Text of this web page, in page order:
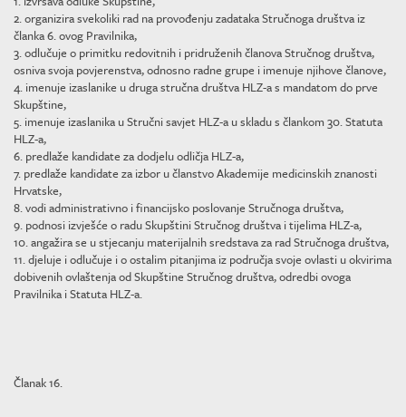
2. organizira svekoliki rad na provođenju zadataka Stručnoga društva iz
članka 6. ovog Pravilnika,
3. odlučuje o primitku redovitnih i pridruženih članova Stručnog društva,
osniva svoja povjerenstva, odnosno radne grupe i imenuje njihove članove,
4. imenuje izaslanike u druga stručna društva HLZ-a s mandatom do prve
Skupštine,
5. imenuje izaslanika u Stručni savjet HLZ-a u skladu s člankom 30. Statuta
HLZ-a,
6. predlaže kandidate za dodjelu odličja HLZ-a,
7. predlaže kandidate za izbor u članstvo Akademije medicinskih znanosti
Hrvatske,
8. vodi administrativno i financijsko poslovanje Stručnoga društva,
9. podnosi izvješće o radu Skupštini Stručnog društva i tijelima HLZ-a,
10. angažira se u stjecanju materijalnih sredstava za rad Stručnoga društva,
11. djeluje i odlučuje i o ostalim pitanjima iz područja svoje ovlasti u okvirima
dobivenih ovlaštenja od Skupštine Stručnog društva, odredbi ovoga
Pravilnika i Statuta HLZ-a.
Članak 16.